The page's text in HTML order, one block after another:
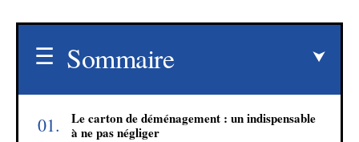
Sommaire
Le carton de déménagement : un indispensable
à ne pas négliger